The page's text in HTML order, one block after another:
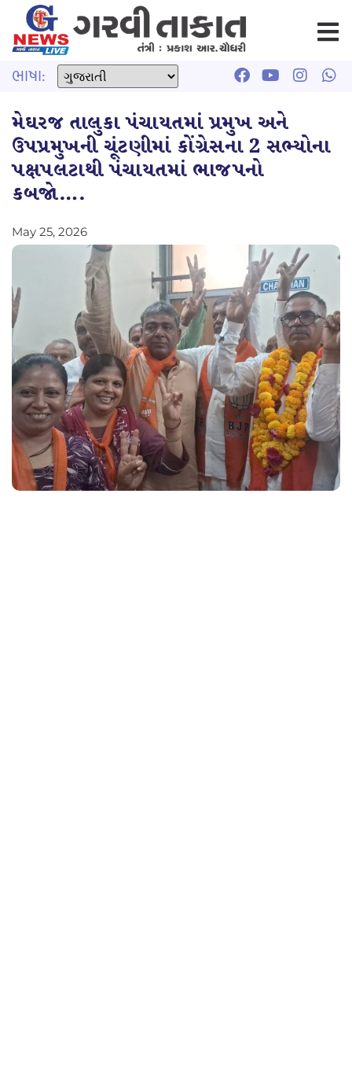
ભાષા:
મેઘરજ તાલુકા પંચાયતમાં પ્રમુખ અને
ઉપપ્રમુખની ચૂંટણીમાં કોંગ્રેસના 2 સભ્યોના
પક્ષપલટાથી પંચાયતમાં ભાજપનો
કબજો….
May 25, 2026